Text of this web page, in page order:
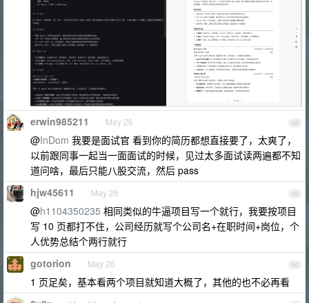
48
erwin985211 May 26
@InDom 我要是面试官 看到你的简历都想直接要了，太爽了，
以前跟同事一起当一面面试的时候，见过太多面试读两遍都不知
道问啥，最后只能八股交流，然后 pass
49
hjw45611 May 26
@h1104350235 相同类似的牛逼项目写一个就行，我要按项目
写 10 页都打不住，公司经历就写个公司名+在职时间+岗位，个
人优势总结个两行就行
50
gotorion May 26
1 页足矣，基本看两个项目就知道大概了，其他的也不必再看